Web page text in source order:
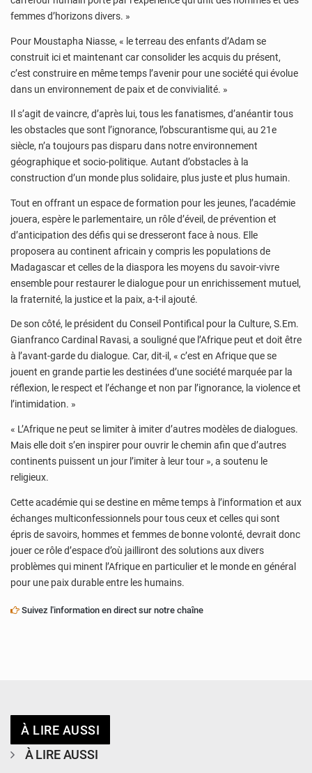
femmes d’horizons divers. »
Pour Moustapha Niasse, « le terreau des enfants d’Adam se
construit ici et maintenant car consolider les acquis du présent,
c’est construire en même temps l’avenir pour une société qui évolue
dans un environnement de paix et de convivialité. »
Il s’agit de vaincre, d’après lui, tous les fanatismes, d’anéantir tous
les obstacles que sont l’ignorance, l’obscurantisme qui, au 21e
siècle, n’a toujours pas disparu dans notre environnement
géographique et socio-politique. Autant d’obstacles à la
construction d’un monde plus solidaire, plus juste et plus humain.
Tout en offrant un espace de formation pour les jeunes, l’académie
jouera, espère le parlementaire, un rôle d’éveil, de prévention et
d’anticipation des défis qui se dresseront face à nous. Elle
proposera au continent africain y compris les populations de
Madagascar et celles de la diaspora les moyens du savoir-vivre
ensemble pour restaurer le dialogue pour un enrichissement mutuel,
la fraternité, la justice et la paix, a-t-il ajouté.
De son côté, le président du Conseil Pontifical pour la Culture, S.Em.
Gianfranco Cardinal Ravasi, a souligné que l’Afrique peut et doit être
à l’avant-garde du dialogue. Car, dit-il, « c’est en Afrique que se
jouent en grande partie les destinées d’une société marquée par la
réflexion, le respect et l’échange et non par l’ignorance, la violence et
l’intimidation. »
« L’Afrique ne peut se limiter à imiter d’autres modèles de dialogues.
Mais elle doit s’en inspirer pour ouvrir le chemin afin que d’autres
continents puissent un jour l’imiter à leur tour », a soutenu le
religieux.
Cette académie qui se destine en même temps à l’information et aux
échanges multiconfessionnels pour tous ceux et celles qui sont
épris de savoirs, hommes et femmes de bonne volonté, devrait donc
jouer ce rôle d’espace d’où jailliront des solutions aux divers
problèmes qui minent l’Afrique en particulier et le monde en général
pour une paix durable entre les humains.
Suivez l'information en direct sur notre chaîne
À LIRE AUSSI
À LIRE AUSSI